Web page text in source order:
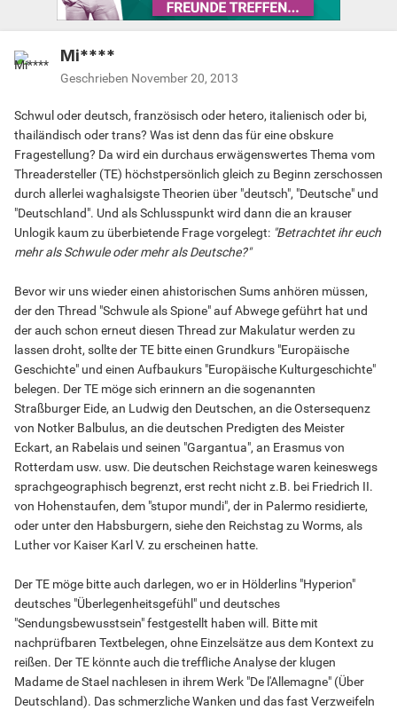
Mi****
Geschrieben November 20, 2013
Schwul oder deutsch, französisch oder hetero, italienisch oder bi,
thailändisch oder trans? Was ist denn das für eine obskure
Fragestellung? Da wird ein durchaus erwägenswertes Thema vom
Threadersteller (TE) höchstpersönlich gleich zu Beginn zerschossen
durch allerlei waghalsigste Theorien über "deutsch", "Deutsche" und
"Deutschland". Und als Schlusspunkt wird dann die an krauser
Unlogik kaum zu überbietende Frage vorgelegt: "Betrachtet ihr euch
mehr als Schwule oder mehr als Deutsche?"
Bevor wir uns wieder einen ahistorischen Sums anhören müssen,
der den Thread "Schwule als Spione" auf Abwege geführt hat und
der auch schon erneut diesen Thread zur Makulatur werden zu
lassen droht, sollte der TE bitte einen Grundkurs "Europäische
Geschichte" und einen Aufbaukurs "Europäische Kulturgeschichte"
belegen. Der TE möge sich erinnern an die sogenannten
Straßburger Eide, an Ludwig den Deutschen, an die Ostersequenz
von Notker Balbulus, an die deutschen Predigten des Meister
Eckart, an Rabelais und seinen "Gargantua", an Erasmus von
Rotterdam usw. usw. Die deutschen Reichstage waren keineswegs
sprachgeographisch begrenzt, erst recht nicht z.B. bei Friedrich II.
von Hohenstaufen, dem "stupor mundi", der in Palermo residierte,
oder unter den Habsburgern, siehe den Reichstag zu Worms, als
Luther vor Kaiser Karl V. zu erscheinen hatte.
Der TE möge bitte auch darlegen, wo er in Hölderlins "Hyperion"
deutsches "Überlegenheitsgefühl" und deutsches
"Sendungsbewusstsein" festgestellt haben will. Bitte mit
nachprüfbaren Textbelegen, ohne Einzelsätze aus dem Kontext zu
reißen. Der TE könnte auch die treffliche Analyse der klugen
Madame de Stael nachlesen in ihrem Werk "De l'Allemagne" (Über
Deutschland). Das schmerzliche Wanken und das fast Verzweifeln